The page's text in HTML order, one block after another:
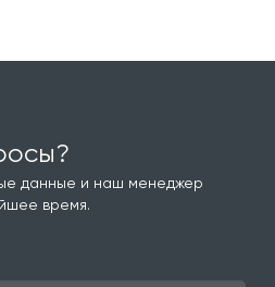
данные и наш менеджер
время.